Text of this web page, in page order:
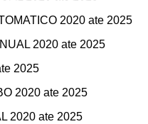
2020 ate 2025
2020 ate 2025
2025
2020 ate 2025
2020 ate 2025